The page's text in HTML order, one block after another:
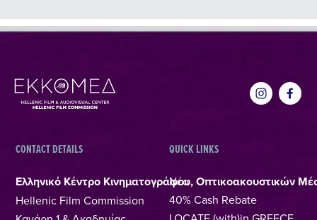
CONTACT DETAILS
Ελληνικό Κέντρο Κινηματογράφου, Οπτικοακουστικών
Hellenic Film Commission
QUICK LINKS
Νέα
40% Cash Rebate